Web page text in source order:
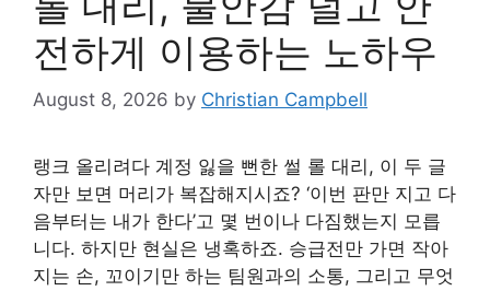
전하게 이용하는 노하우
August 8, 2026 by Christian Campbell
랭크 올리려다 계정 잃을 뻔한 썰 롤 대리, 이 두 글
자만 보면 머리가 복잡해지시죠? ‘이번 판만 지고 다
음부터는 내가 한다’고 몇 번이나 다짐했는지 모릅
니다. 하지만 현실은 냉혹하죠. 승급전만 가면 작아
지는 손, 꼬이기만 하는 팀원과의 소통, 그리고 무엇